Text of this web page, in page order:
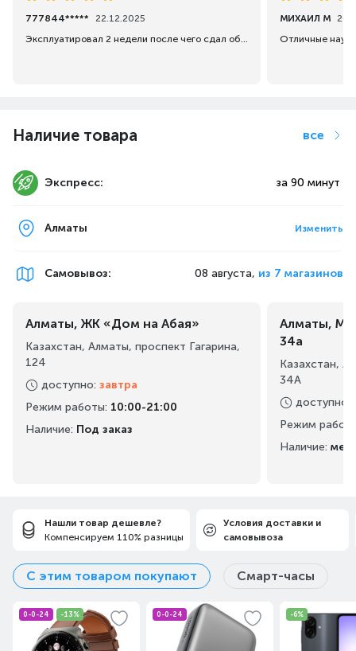
777844*****
22.12.2025
Эксплуатировал 2 недели после чего сдал обратно, очень плохая синхронизация наушников, часто отключались , поэтому сдали обратно, теперь ждём возврат средств.
МИХАИЛ М
Отличные
Наличие товара все
Экспресс: за 90 минут
Алматы Изменить
Самовывоз: 08 августа, из 7 магазинов
Алматы, ЖК «Дом на Абая»
Казахстан, Алматы, проспект Гагарина,
124
доступно: завтра
Режим работы: 10:00-21:00
Наличие: Под заказ
Алматы,
34а
Казахстан,
34А
доступно
Режим
Наличие:
Нашли товар дешевле?
Компенсируем 110% разницы
Условия доставки и
самовывоза
С этим товаром покупают Смарт-часы
0-0-24 -13% 0-0-24 -6%